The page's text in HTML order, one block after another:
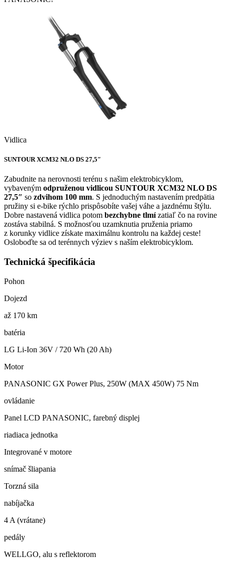
Vidlica
SUNTOUR XCM32 NLO DS 27,5″
Zabudnite na nerovnosti terénu s našim elektrobicyklom,
vybaveným odpruženou vidlicou SUNTOUR XCM32 NLO DS
27,5″ so zdvihom 100 mm. S jednoduchým nastavením predpätia
pružiny si e-bike rýchlo prispôsobíte vašej váhe a jazdnému štýlu.
Dobre nastavená vidlica potom bezchybne tlmízatiaľ čo na rovine
zostáva stabilná. S možnosťou uzamknutia pruženia priamo
z korunky vidlice získate maximálnu kontrolu na každej ceste!
Osloboďte sa od terénnych výziev s naším elektrobicyklom.
Technická špecifikácia
Pohon
Dojezd
až 170 km
batéria
LG Li-Ion 36V / 720 Wh (20 Ah)
Motor
PANASONIC GX Power Plus, 250W (MAX 450W) 75 Nm
ovládanie
Panel LCD PANASONIC, farebný displej
riadiaca jednotka
Integrované v motore
snímač šliapania
Torzná sila
nabíjačka
4 A (vrátane)
pedály
WELLGO, alu s reflektorom